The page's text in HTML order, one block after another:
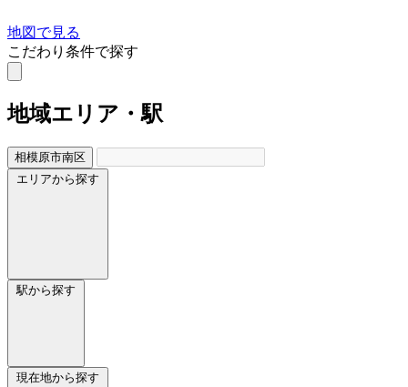
地図で見る
こだわり条件で探す
地域エリア・駅
相模原市南区
エリアから探す
駅から探す
現在地から探す